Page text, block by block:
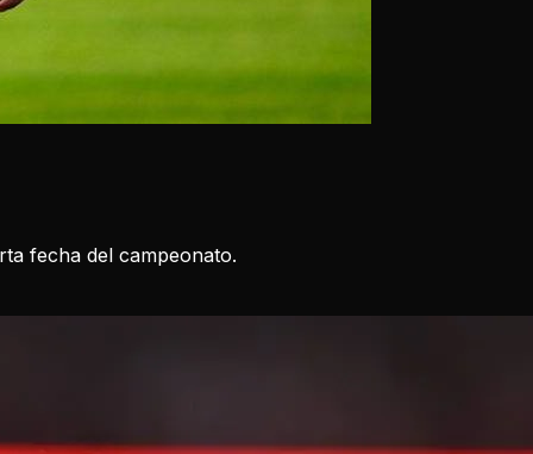
fecha del campeonato.